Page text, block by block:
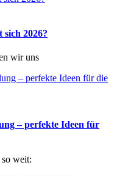
sich 2026?
wir uns
– perfekte Ideen für
weit: